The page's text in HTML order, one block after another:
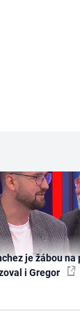
je žábou
i Gregor